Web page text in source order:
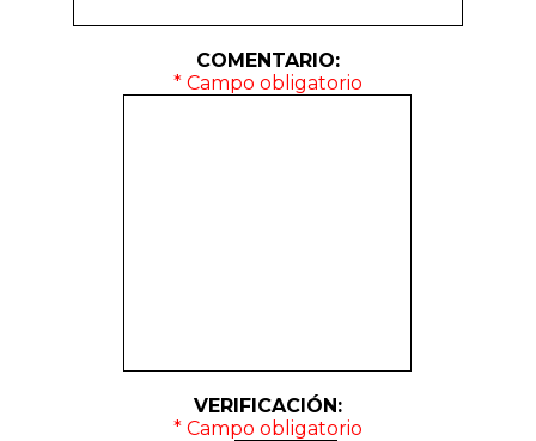
COMENTARIO:
* Campo obligatorio
VERIFICACIÓN:
* Campo obligatorio